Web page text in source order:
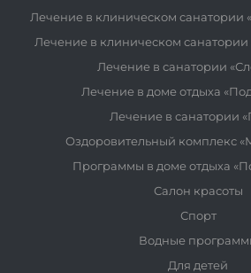
Лечение в клиническом санатории
Лечение в клиническом санатории
Лечение в санатории
Лечение в доме отдыха
Лечение в санатории
Оздоровительный комплекс
Программы в доме отдыха
Салон красоты
Спорт
Водные
Для детей